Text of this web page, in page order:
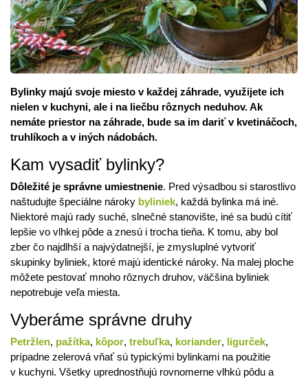
Bylinky majú svoje miesto v každej záhrade, využijete ich
nielen v kuchyni, ale i na liečbu rôznych neduhov. Ak
nemáte priestor na záhrade, bude sa im dariť v kvetináčoch,
truhlíkoch a v iných nádobách.
Kam vysadiť bylinky?
Dôležité je správne umiestnenie. Pred výsadbou si starostlivo
naštudujte špeciálne nároky byliniek, každá bylinka má iné.
Niektoré majú rady suché, slnečné stanovište, iné sa budú cítiť
lepšie vo vlhkej pôde a znesú i trocha tieňa. K tomu, aby bol
zber čo najdlhší a najvýdatnejší, je zmysluplné vytvoriť
skupinky byliniek, ktoré majú identické nároky. Na malej ploche
môžete pestovať mnoho rôznych druhov, väčšina byliniek
nepotrebuje veľa miesta.
Vyberáme správne druhy
Petržlen, pažítka, kôpor, trebuľka, koriander, ligurček,
prípadne zelerová vňať sú typickými bylinkami na použitie
v kuchyni. Všetky uprednostňujú rovnomerne vlhkú pôdu a